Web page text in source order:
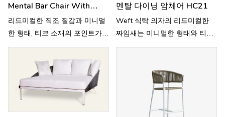
Mental Bar Chair With
Back For Outdoor HC22
리드미컬한 직조 질감과 미니멀
한 형태, 티크 소재의 포인트가
어우러진 위프트 바 스툴은 야외
공간에 세련되면서도 편안한 분
위기를 선사합니다.
멘탈 다이닝 암체어 HC21
Weft 식탁 의자의 리드미컬한
짜임새는 미니멀한 형태와 티크
악센트와 결합되어 야외 공간에